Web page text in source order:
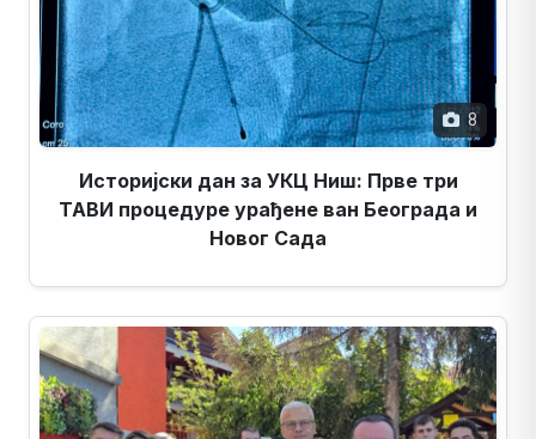
8
Историјски дан за УКЦ Ниш: Прве три
ТАВИ процедуре урађене ван Београда и
Новог Сада